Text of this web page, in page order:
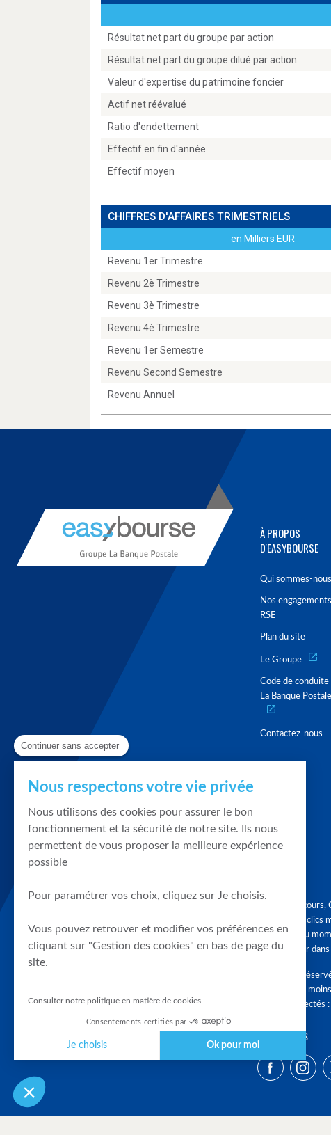
Résultat net part du groupe par action
Résultat net part du groupe dilué par action
Valeur d'expertise du patrimoine foncier
Actif net réévalué
Ratio d'endettement
Effectif en fin d'année
Effectif moyen
CHIFFRES D'AFFAIRES TRIMESTRIELS
en Milliers EUR
Revenu 1er Trimestre
Revenu 2è Trimestre
Revenu 3è Trimestre
Revenu 4è Trimestre
Revenu 1er Semestre
Revenu Second Semestre
Revenu Annuel
À PROPOS
D'EASYBOURSE
Qui sommes-
Nos engagements
RSE
Plan du site
Le Groupe
Code de conduite
La Banque Postale
Contactez-nous
Graphique,
en quelques clics
tendances du
accompagner
Tous droits
différés d'au
clients
SUIVEZ-NOUS
Continuer sans accepter
Nous respectons votre vie privée
Nous utilisons des cookies pour assurer le bon
fonctionnement et la sécurité de notre site. Ils nous
permettent de vous proposer la meilleure expérience
possible
Pour paramétrer vos choix, cliquez sur Je choisis.
Vous pouvez retrouver et modifier vos préférences en
cliquant sur "Gestion des cookies" en bas de page du
site.
Consulter notre politique en matière de cookies
Consentements certifiés par
Je choisis Ok pour moi
Plateforme de Gestion du Consentement : Personnalisez vos Options
Notre plateforme vous permet d'adapter et de gérer vos paramètres